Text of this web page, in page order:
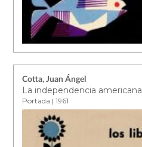
Cotta, Juan Ángel
La independencia americana
Portada | 1961